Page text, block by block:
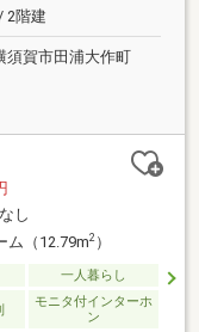
2階建
須賀市田浦大作町
なし
ム（12.79m2）
一人暮らし
モニタ付インターホ
ン